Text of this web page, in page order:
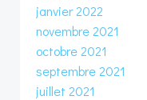
janvier 2022
novembre 2021
octobre 2021
septembre 2021
juillet 2021